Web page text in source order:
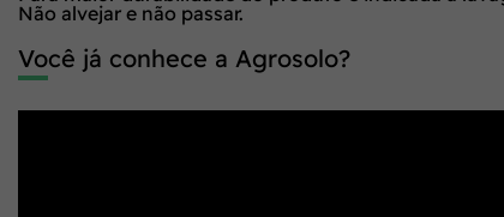
Não alvejar e não passar.
Você já conhece a Agrosolo?